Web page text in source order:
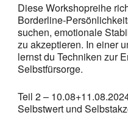
Diese Workshopreihe
Borderline-
suchen, emotionale
zu akzeptieren. In einer
lernst du Techniken zur
Selbstfürsorge.
Teil 2 –
Selbstwert und